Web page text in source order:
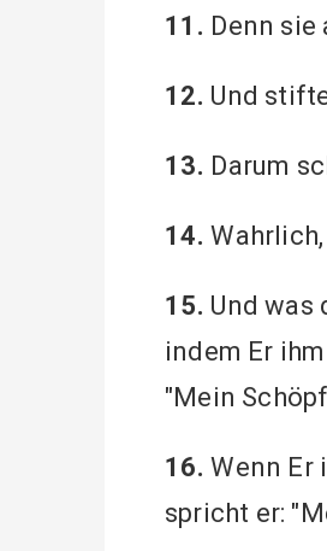
11. Denn
12. Und
13. Darum
14.
15. Und was
indem Er
"Mein
16. Wenn Er
spricht er: